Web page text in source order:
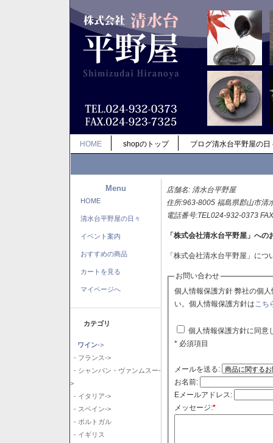
HOME shopのトップ ブログ清水台平野屋の日
Menu
HOME
清水台平野屋の日々
イベント案内
おすすめの商品
カートを見る
マイページへ
カテゴリ
ワイン->
- フランス->
- シャンパン・ヴァンムスー-
>
- イタリア->
- スペイン->
- ポルトガル
- イギリス
店舗名: 清水台平野屋
住所:963-8005 福島県郡山市清
電話番号:TEL024-932-0373
「株式会社清水台平野屋」への
「株式会社清水台平野屋」に
お問い合わせ
個人情報保護方針 弊社の個人情報保護方針に同意される場合はチェックボックスをクリックしてくださ
い。個人情報保護方針はこち
個人情報保護方針に同意
* 必須項目
メールを送る:
お名前:
Eメールアドレス:
メッセージ:*